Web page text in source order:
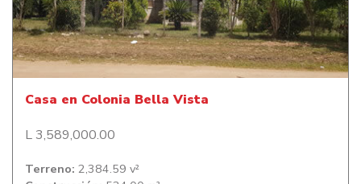
Casa en Colonia Bella Vista
Casa en Colonia Bella Vista
L 3,589,000.00
Terreno: 2,384.59 v²